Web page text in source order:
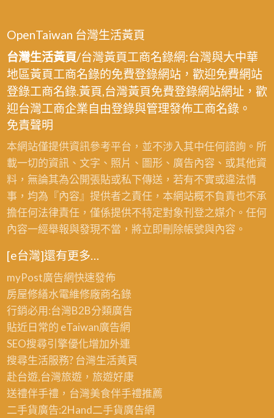
OpenTaiwan 台灣生活黃頁
台灣生活黃頁/台灣黃頁工商名錄網:台灣與大中華
地區黃頁工商名錄的免費登錄網站，歡迎免費網站
登錄工商名錄.黃頁,台灣黃頁免費登錄網站網址，歡
迎台灣工商企業自由登錄與管理發佈工商名錄。
免責聲明
本網站僅提供資訊參考平台，並不涉入其中任何諮詢。所
載一切的資訊、文字、照片、圖形、廣告內容、或其他資
料，無論其為公開張貼或私下傳送，若有不實或違法情
事，均為『內容』提供者之責任，本網站概不負責也不承
擔任何法律責任，僅係提供不特定對象刊登之媒介。任何
內容一經舉報與發現不當，將立即刪除帳號與內容。
[e台灣]還有更多…
myPost廣告網快速發佈
房屋修繕水電維修廠商名錄
行銷必用:台灣B2B分類廣告
貼近日常的 eTaiwan廣告網
SEO搜尋引擎優化增加外連
搜尋生活服務? 台灣生活黃頁
赴台遊,台灣旅遊，旅遊好康
送禮伴手禮，台灣美食伴手禮推薦
二手貨廣告:2Hand二手貨廣告網